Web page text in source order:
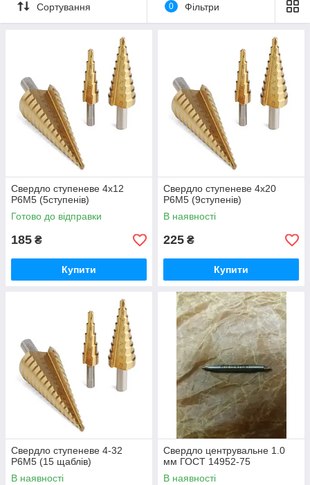
Сортування 0 Фільтри
Свердло ступеневе 4х12
Р6М5 (5ступенів)
Готово до відправки
185 ₴
Купити
Свердло ступеневе 4х20
Р6М5 (9ступенів)
В наявності
225 ₴
Купити
Свердло ступеневе 4-32
Р6М5 (15 щаблів)
В наявності
Свердло центрувальне 1.0
мм ГОСТ 14952-75
В наявності